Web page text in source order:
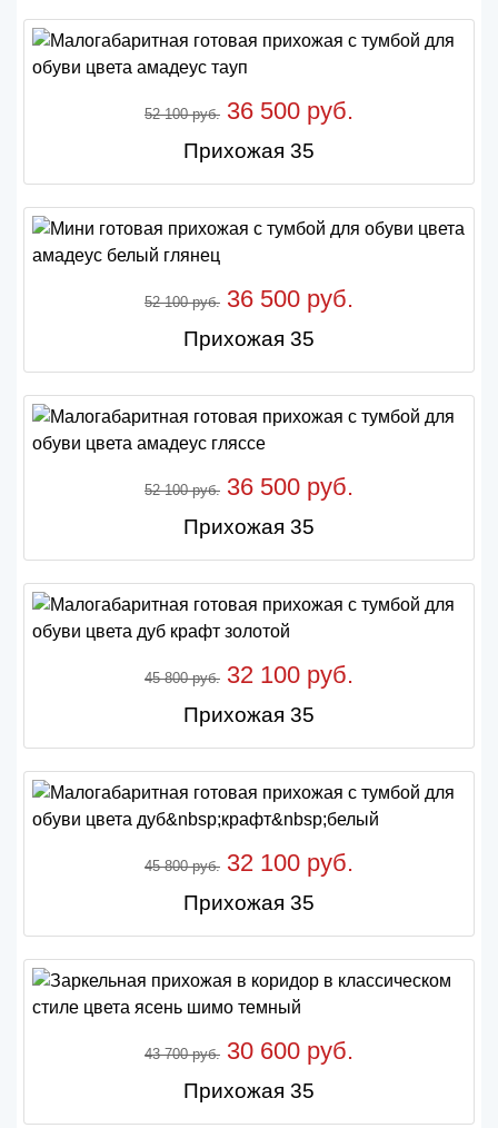
52 100 руб. 36 500 руб.
Прихожая 35
52 100 руб. 36 500 руб.
Прихожая 35
52 100 руб. 36 500 руб.
Прихожая 35
45 800 руб. 32 100 руб.
Прихожая 35
45 800 руб. 32 100 руб.
Прихожая 35
43 700 руб. 30 600 руб.
Прихожая 35